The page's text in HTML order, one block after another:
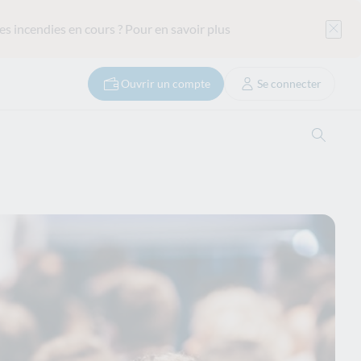
incendies en cours ? Pour en savoir plus
Ouvrir un compte Se connecter